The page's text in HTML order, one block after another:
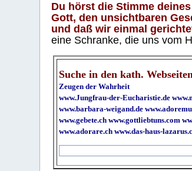
Du hörst die Stimme
Gott, den unsichtbaren
und daß wir einmal
eine Schranke, die uns vom
Suche in den kath.
Zeugen der Wahrheit
www.Jungfrau-der-Eucharistie.de
www.barbara-weigand.de
www.gebete.ch www.gottliebtuns.com
www.adorare.ch www.das-haus-